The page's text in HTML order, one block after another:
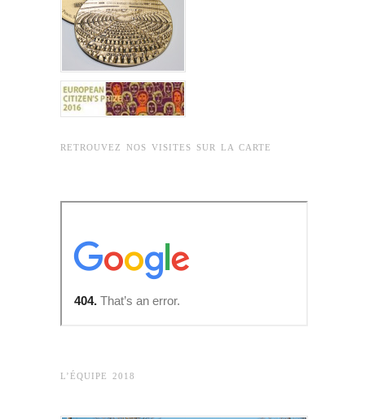
RETROUVEZ NOS VISITES SUR LA CARTE
L’ÉQUIPE 2018